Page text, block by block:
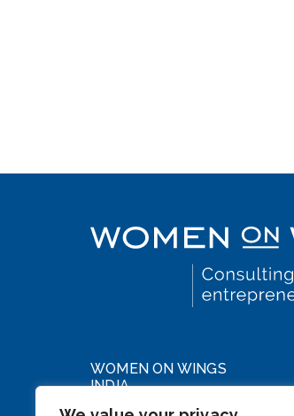
WOMEN ON WINGS
INDIA